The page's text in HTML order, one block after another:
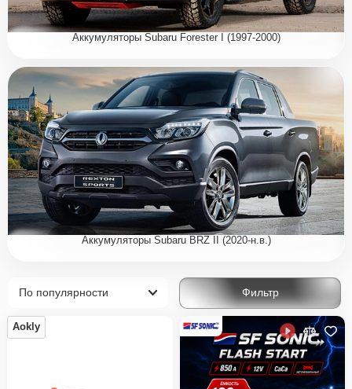
Аккумуляторы Subaru Forester I (1997-2000)
Аккумуляторы Subaru BRZ II (2020-н.в.)
Фильтр
Aokly